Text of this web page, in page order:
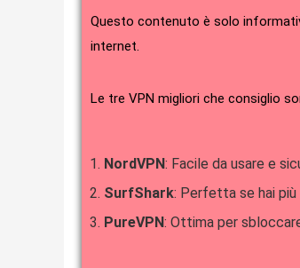
Questo contenuto è solo
internet.
Le tre VPN migliori che consiglio
NordVPN: Facile da usare e
SurfShark: Perfetta se hai più
PureVPN: Ottima per